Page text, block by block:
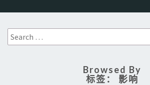
Search
for:
Browsed By
标签： 影响